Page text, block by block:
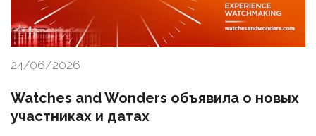
24/06/2026
Watches and Wonders объявила о новых
участниках и датах